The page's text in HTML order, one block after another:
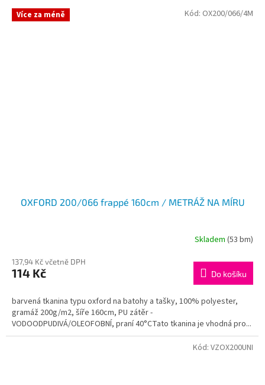
Více za méně
OXFORD 200/066 frappé 160cm / METRÁŽ NA MÍRU
Skladem (53 bm)
137,94 Kč včetně DPH
114 Kč Do košíku
barvená tkanina typu oxford na batohy a tašky, 100% polyester,
gramáž 200g/m2, šíře 160cm, PU zátěr -
VODOODPUDIVÁ/OLEOFOBNÍ, praní 40°CTato tkanina je vhodná pro...
Kód: OX200/066/4M
Kód: VZOX200UNI